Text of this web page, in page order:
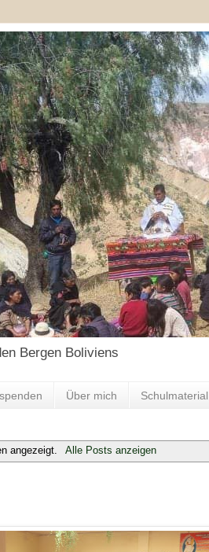
Bergen Boliviens
Über mich Schulmaterial
angezeigt. Alle Posts anzeigen